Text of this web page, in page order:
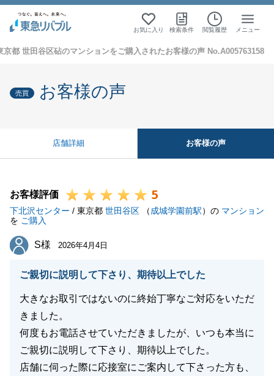
お気に入り 検索条件 閲覧履歴 メニュー
京都 世田谷区砧のマンションをご購入されたお客様の声 No.A005763158
売買 お客様の声
店舗詳細 お客様の声
お客様評価 5
下北沢センター / 東京都 世田谷区 （成城学園前駅）の マンション
を ご購入
S様
S様 2026年4月4日
ご親切に説明して下さり、期待以上でした
大きなお取引ではないのに終始丁寧なご対応をいただ
きました。
何度もお電話させていただきましたが、いつも本当に
ご親切に説明して下さり、期待以上でした。
店舗に伺った際に応接室にご案内して下さった方も、